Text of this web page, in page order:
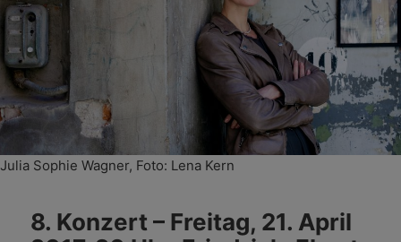
Julia Sophie Wagner, Foto: Lena Kern
8. Konzert – Freitag, 21. April